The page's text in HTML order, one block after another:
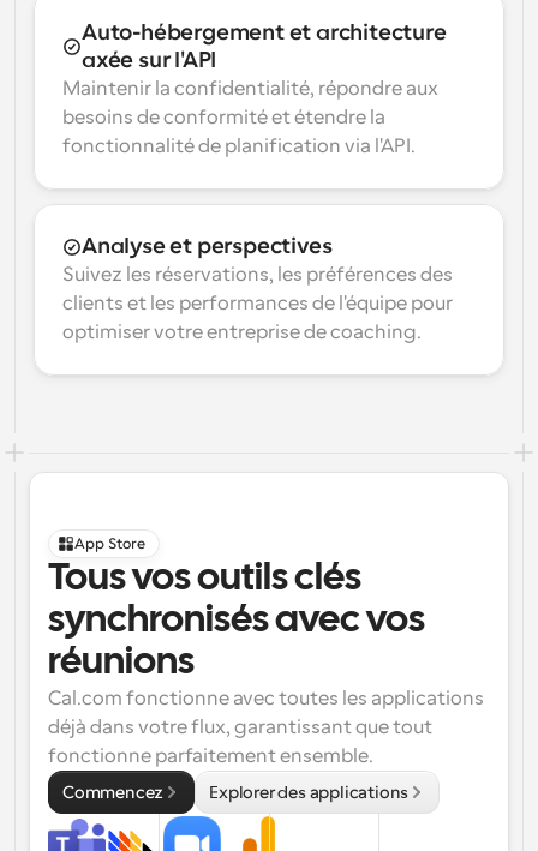
Auto-hébergement et architecture
axée sur l'API
Maintenir la confidentialité, répondre aux
besoins de conformité et étendre la
fonctionnalité de planification via l'API.
Analyse et perspectives
Suivez les réservations, les préférences des
clients et les performances de l'équipe pour
optimiser votre entreprise de coaching.
App Store
Tous vos outils clés
synchronisés avec vos
réunions
Cal.com fonctionne avec toutes les applications
déjà dans votre flux, garantissant que tout
fonctionne parfaitement ensemble.
Commencez Explorer des applications